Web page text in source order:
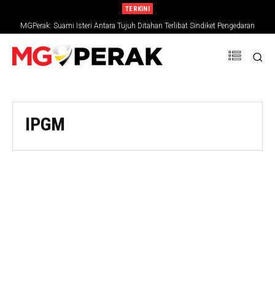
TERKINI
MGPerak: Suami Isteri Antara Tujuh Ditahan Terlibat Sindiket Pengedaran
Dadah, Rampasan RM794,827
IPGM